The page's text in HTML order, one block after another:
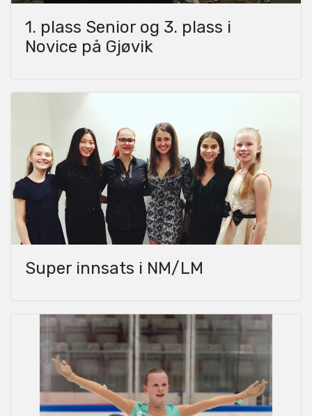
1. plass Senior og 3. plass i
Novice på Gjøvik
Super innsats i NM/LM